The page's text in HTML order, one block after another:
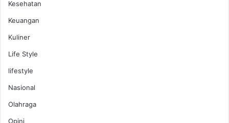
Kesehatan
Keuangan
Kuliner
Life Style
lifestyle
Nasional
Olahraga
Opini